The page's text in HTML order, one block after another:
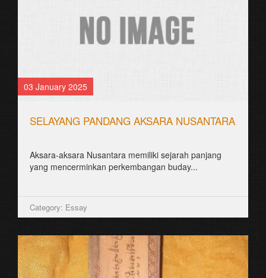
03 January 2025
SELAYANG PANDANG AKSARA NUSANTARA
Aksara-aksara Nusantara memiliki sejarah panjang
yang mencerminkan perkembangan buday...
Category: Essay